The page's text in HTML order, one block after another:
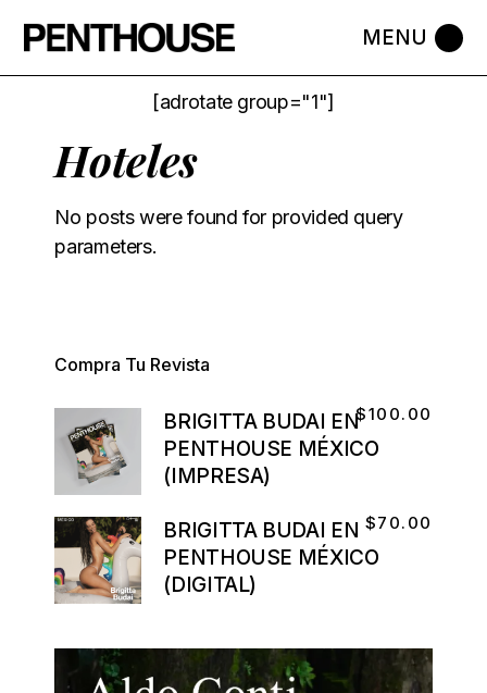
[adrotate group="1"]
Hoteles
No posts were found for provided query
parameters.
Compra Tu Revista
BRIGITTA BUDAI EN
PENTHOUSE MÉXICO
(IMPRESA)
$100.00
BRIGITTA BUDAI EN
PENTHOUSE MÉXICO
(DIGITAL)
$70.00